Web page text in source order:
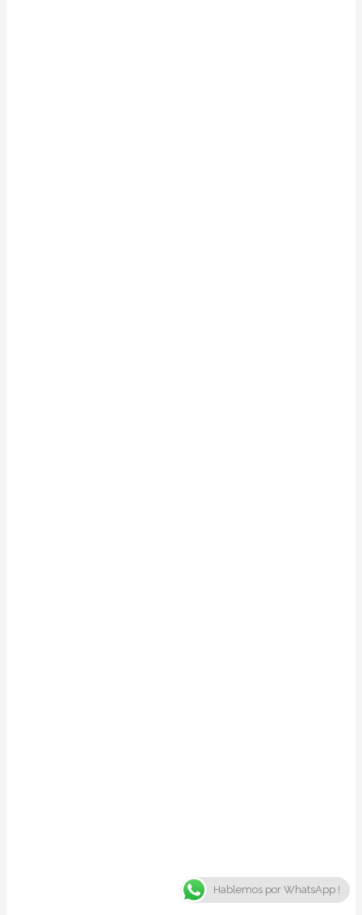
Hablemos por WhatsApp !